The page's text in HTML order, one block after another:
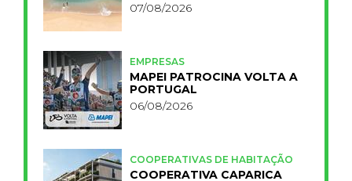
07/08/2026
EMPRESAS
MAPEI PATROCINA VOLTA A
PORTUGAL
06/08/2026
COOPERATIVAS DE HABITAÇÃO
COOPERATIVA CAPARICA